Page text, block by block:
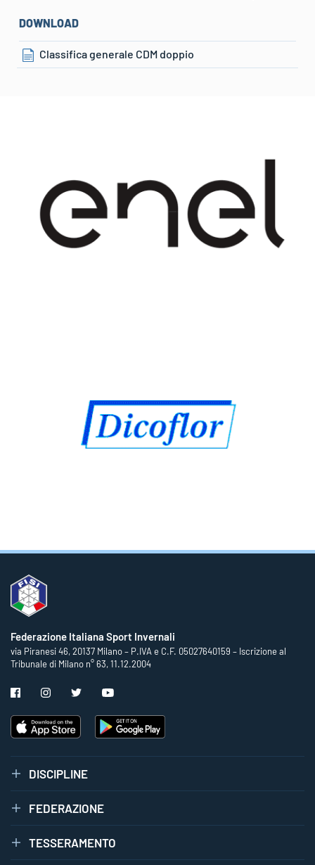
DOWNLOAD
Classifica generale CDM doppio
Federazione Italiana Sport Invernali
via Piranesi 46, 20137 Milano – P.IVA e C.F. 05027640159 – Iscrizione al
Tribunale di Milano n° 63, 11.12.2004
DISCIPLINE
FEDERAZIONE
TESSERAMENTO